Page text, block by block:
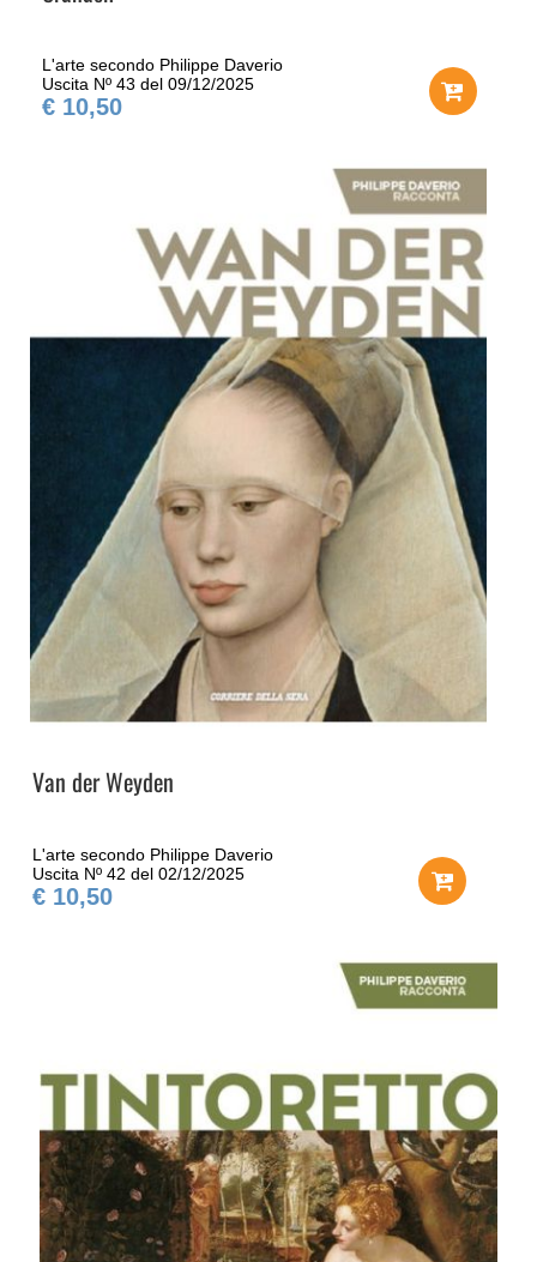
L'arte secondo Philippe Daverio
Uscita Nº 43 del 09/12/2025
€ 10,50
Van der Weyden
L'arte secondo Philippe Daverio
Uscita Nº 42 del 02/12/2025
€ 10,50